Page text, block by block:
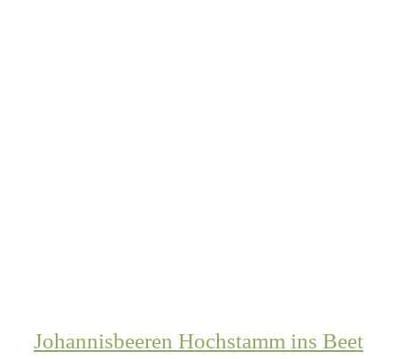
Johannisbeeren Hochstamm ins Beet